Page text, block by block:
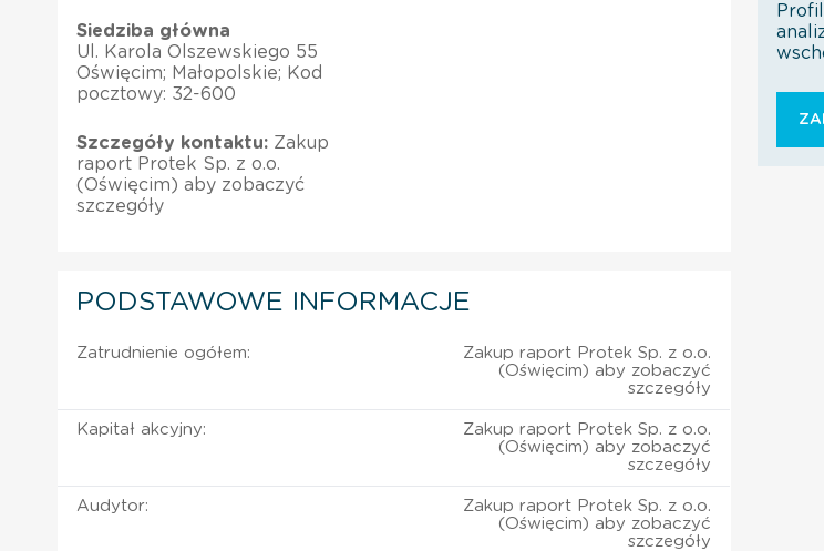
Siedziba główna
Ul. Karola Olszewskiego 55
Oświęcim; Małopolskie; Kod
pocztowy: 32-600
Szczegóły kontaktu: Zakup
raport Protek Sp. z o.o.
(Oświęcim) aby zobaczyć
szczegóły
PODSTAWOWE INFORMACJE
Zatrudnienie ogółem:
Zakup raport Protek Sp. z o.o.
(Oświęcim) aby zobaczyć
szczegóły
Kapitał akcyjny:
Zakup raport Protek Sp. z o.o.
(Oświęcim) aby zobaczyć
szczegóły
Audytor:
Zakup raport Protek Sp. z o.o.
(Oświęcim) aby zobaczyć
szczegóły